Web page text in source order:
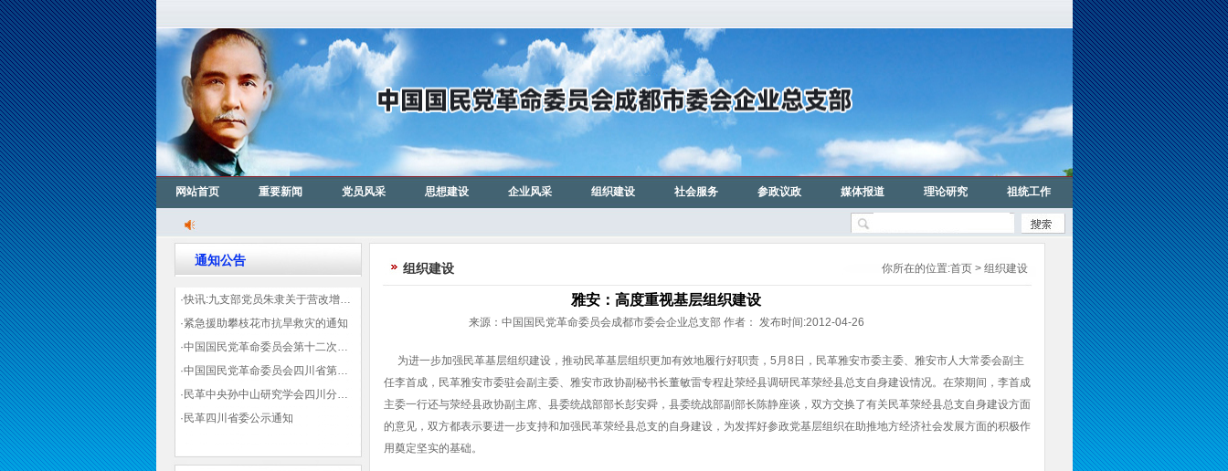
网站首页 重要新闻 党员风采 思想建设 企业风采 组织建设 社会服务 参政议政 媒体报道 理论研究 祖统工作
通知公告
·快讯:九支部党员朱隶关于营改增信息宣传力度的建议那篇已被省政协采用
·紧急援助攀枝花市抗旱救灾的通知
·中国国民党革命委员会第十二次全国代表大会代表登记表（下载）
·中国国民党革命委员会四川省第十一次代表大会代表登记表（下载）
·民革中央孙中山研究学会四川分会领导机构及成员名单
·民革四川省委公示通知
组织建设 你所在的位置:首页> 组织建设
雅安：高度重视基层组织建设
来源：中国国民党革命委员会成都市委会企业总支部 作者： 发布时间:2012-04-26
为进一步加强民革基层组织建设，推动民革基层组织更加有效地履行好职责，5月8日，民革雅安市委主委、雅安市人大常委会副主
任李首成，民革雅安市委驻会副主委、雅安市政协副秘书长董敏雷专程赴荥经县调研民革荥经县总支自身建设情况。在荥期间，李首成
主委一行还与荥经县政协副主席、县委统战部部长彭安舜，县委统战部副部长陈静座谈，双方交换了有关民革荥经县总支自身建设方面
的意见，双方都表示要进一步支持和加强民革荥经县总支的自身建设，为发挥好参政党基层组织在助推地方经济社会发展方面的积极作
用奠定坚实的基础。